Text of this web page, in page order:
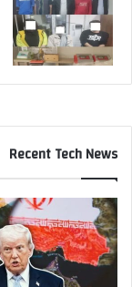
Recent Tech News